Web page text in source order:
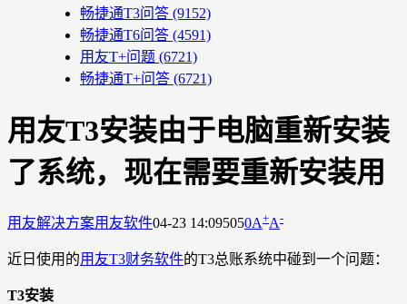
畅捷通T3问答 (9152)
畅捷通T6问答 (4591)
用友T+问题 (6721)
畅捷通T+问答 (6721)
用友T3安装由于电脑重新安装
了系统，现在需要重新安装用
用友解决方案用友软件04-23 14:095050A+A-
近日使用的用友T3财务软件的T3总账系统中碰到一个问题：
T3安装